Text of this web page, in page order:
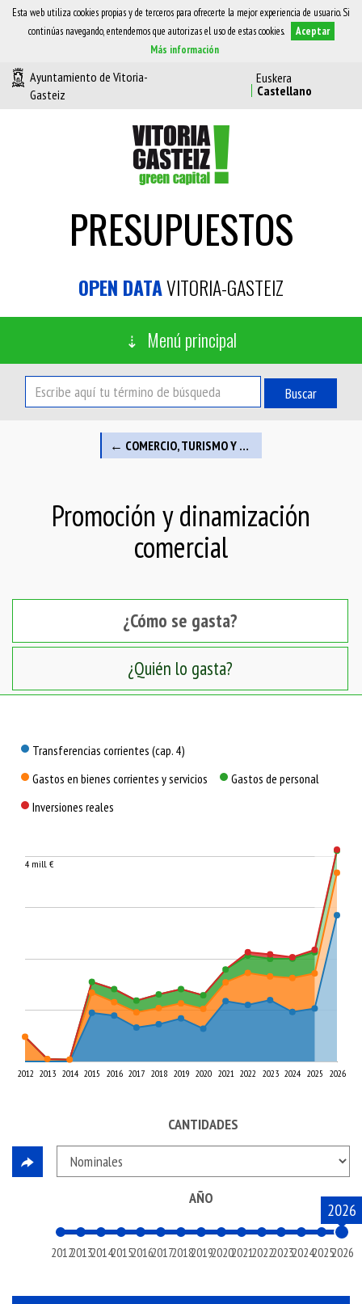
Esta web utiliza cookies propias y de terceros para ofrecerte la mejor experiencia de usuario. Si
continúas navegando, entendemos que autorizas el uso de estas cookies.
Aceptar
Más información
Ayuntamiento de Vitoria-
Gasteiz
PRESUPUESTOS
OPEN DATAVITORIA-GASTEIZ
Menú principal
Buscar
← COMERCIO, TURISMO Y PEQUEÑAS Y MEDIANAS EMPRESAS
Promoción y dinamización
comercial
¿Cómo se gasta?
¿Quién lo gasta?
¿Cómo se gasta?
Transferencias corrientes (cap. 4)
Gastos en bienes corrientes y servicios
Gastos de personal
Inversiones reales
2012 2013 2014 2015 2016 2017 2018 2019 2020 2021 2022 2023 2024 2025 2026
4 mill. €
CANTIDADES
AÑO
2026
201220132014201520162017201820192020202120222023202420252026